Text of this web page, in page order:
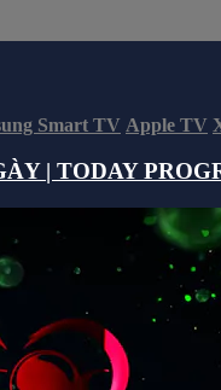
Smart TV Apple TV
| TODAY